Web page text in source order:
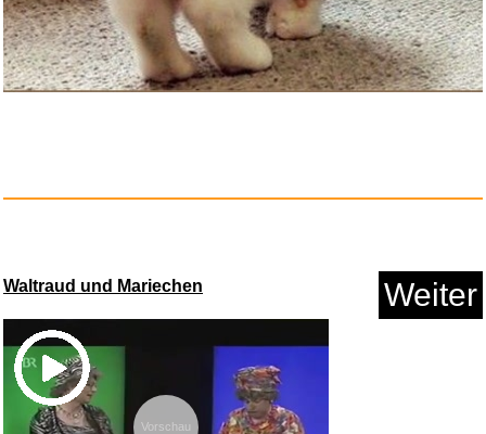
Neon Schild für Gaming Zi...
Bacewicz: Orchesterwerke, Vol....
Waltraud und Mariechen Weiter
Vorschau